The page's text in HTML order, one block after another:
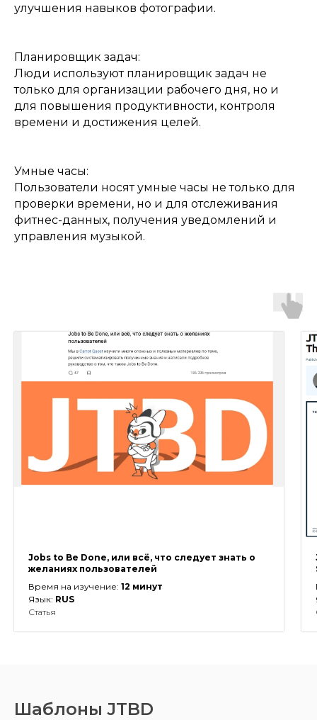
улучшения навыков фотографии.
Планировщик задач:
Люди используют планировщик задач не
только для организации рабочего дня, но и
для повышения продуктивности, контроля
времени и достижения целей.
Умные часы:
Пользователи носят умные часы не только для
проверки времени, но и для отслеживания
фитнес-данных, получения уведомлений и
управления музыкой.
Jobs to Be Done, или всё, что следует знать о
желаниях пользователей
Время на изучение: 12 минут
Язык: RUS
Статья
Шаблоны JTBD